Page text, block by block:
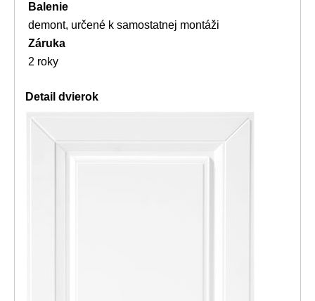
Balenie
demont, určené k samostatnej montáži
Záruka
2 roky
Detail dvierok